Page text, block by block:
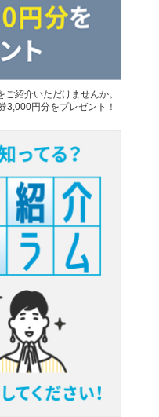
紹介いただけませんか。
3,000円分をプレゼント！